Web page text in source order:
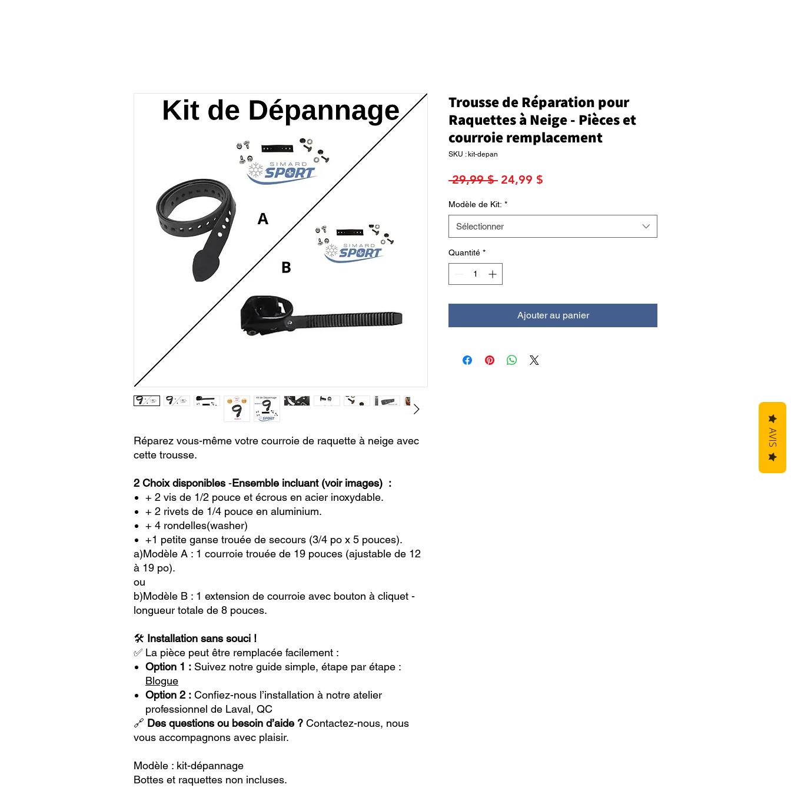
Réparez vous-même votre courroie de raquette à neige avec
cette trousse.
2 Choix disponibles -Ensemble incluant (voir images) :
+ 2 vis de 1/2 pouce et écrous en acier inoxydable.
+ 2 rivets de 1/4 pouce en aluminium.
+ 4 rondelles(washer)
+1 petite ganse trouée de secours (3/4 po x 5 pouces).
a)Modèle A : 1 courroie trouée de 19 pouces (ajustable de 12
à 19 po).
ou
b)Modèle B : 1 extension de courroie avec bouton à cliquet -
longueur totale de 8 pouces.
🛠️ Installation sans souci !
✅ La pièce peut être remplacée facilement :
Option 1 : Suivez notre guide simple, étape par étape :
Blogue
Option 2 : Confiez-nous l’installation à notre atelier
professionnel de Laval, QC
🔗 Des questions ou besoin d’aide ? Contactez-nous, nous
vous accompagnons avec plaisir.
Modèle : kit-dépannage
Bottes et raquettes non incluses.
Trousse de Réparation pour
Raquettes à Neige - Pièces et
courroie remplacement
SKU : kit-depan
29,99 $ Prix
24,99 $
Modèle de Kit: *
Sélectionner
Quantité *
Ajouter au panier
AVIS